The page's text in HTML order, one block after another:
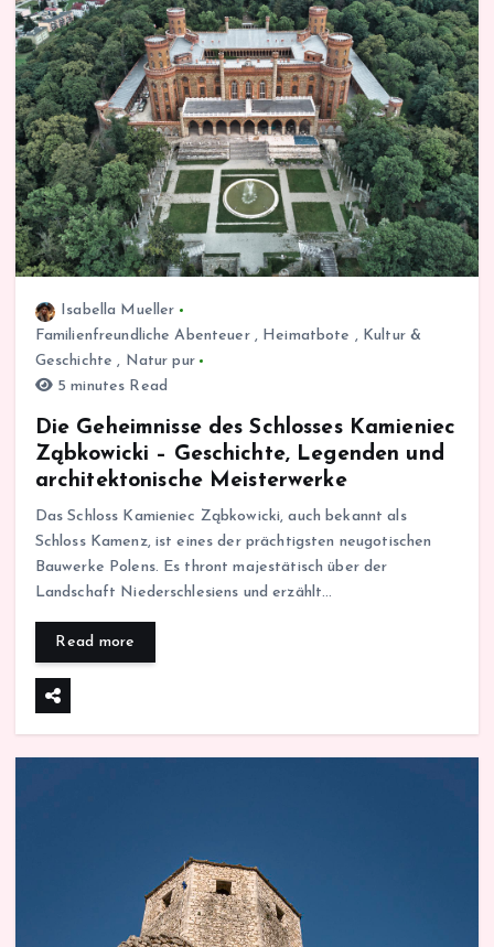
Isabella Mueller
Familienfreundliche Abenteuer, Heimatbote , Kultur &
Geschichte , Natur pur
5 minutes Read
Die Geheimnisse des Schlosses Kamieniec
Ząbkowicki – Geschichte, Legenden und
architektonische Meisterwerke
Das Schloss Kamieniec Ząbkowicki, auch bekannt als
Schloss Kamenz, ist eines der prächtigsten neugotischen
Bauwerke Polens. Es thront majestätisch über der
Landschaft Niederschlesiens und erzählt…
Read more